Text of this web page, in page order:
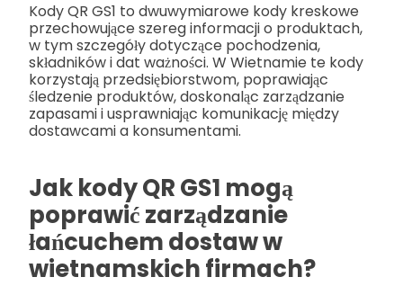
Kody QR GS1 to dwuwymiarowe kody kreskowe
przechowujące szereg informacji o produktach,
w tym szczegóły dotyczące pochodzenia,
składników i dat ważności. W Wietnamie te kody
korzystają przedsiębiorstwom, poprawiając
śledzenie produktów, doskonaląc zarządzanie
zapasami i usprawniając komunikację między
dostawcami a konsumentami.
Jak kody QR GS1 mogą
poprawić zarządzanie
łańcuchem dostaw w
wietnamskich firmach?